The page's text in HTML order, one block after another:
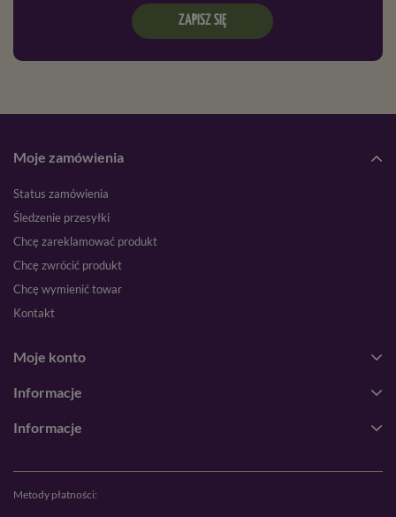
ZAPISZ SIĘ
Moje zamówienia
Status zamówienia
Śledzenie przesyłki
Chcę zareklamować produkt
Chcę zwrócić produkt
Chcę wymienić towar
Kontakt
Moje konto
Informacje
Informacje
Metody płatności: